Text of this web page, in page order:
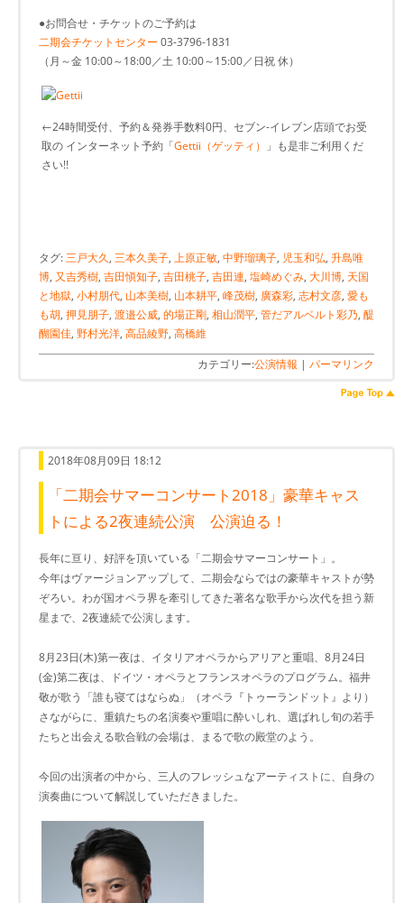
●お問合せ・チケットのご予約は
二期会チケットセンター 03-3796-1831
（月～金 10:00～18:00／土 10:00～15:00／日祝 休）
←24時間受付、予約＆発券手数料0円、セブン-イレブン店頭でお受
取の インターネット予約「Gettii（ゲッティ）
」も是非ご利用くだ
さい!!
タグ:三戸大久, 三本久美子, 上原正敏, 中野瑠璃子, 児玉和弘, 升島唯
博, 又吉秀樹, 吉田愼知子, 吉田桃子, 吉田連, 塩崎めぐみ, 大川博, 天国
と地獄, 小村朋代, 山本美樹, 山本耕平, 峰茂樹, 廣森彩, 志村文彦, 愛も
も胡, 押見朋子, 渡邉公威, 的場正剛, 相山潤平, 管だアルベルト彩乃, 醍
醐園佳, 野村光洋, 高品綾野, 高橋維
カテゴリー:公演情報 | パーマリンク
2018年08月09日 18:12
「二期会サマーコンサート2018」豪華キャス
トによる2夜連続公演 公演迫る！
長年に亘り、好評を頂いている「二期会サマーコンサート」。
今年はヴァージョンアップして、二期会ならではの豪華キャストが勢
ぞろい。わが国オペラ界を牽引してきた著名な歌手から次代を担う新
星まで、2夜連続で公演します。
8月23日(木)第一夜は、イタリアオペラからアリアと重唱、8月24日
(金)第二夜は、ドイツ・オペラとフランスオペラのプログラム。福井
敬が歌う「誰も寝てはならぬ」（オペラ『トゥーランドット』より）
さながらに、重鎮たちの名演奏や重唱に酔いしれ、選ばれし旬の若手
たちと出会える歌合戦の会場は、まるで歌の殿堂のよう。
今回の出演者の中から、三人のフレッシュなアーティストに、自身の
演奏曲について解説していただきました。